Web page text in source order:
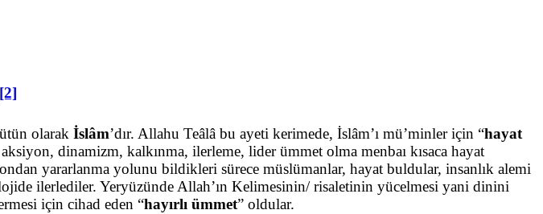
[2]
olarak İslâm’dır. Allahu Teâlâ bu ayeti kerimede, İslâm’ı mü’minler için “hayat
dinamizm, kalkınma, ilerleme, lider ümmet olma menbaı kısaca hayat
yararlanma yolunu bildikleri sürece müslümanlar, hayat buldular, insanlık alemi
ilerlediler. Yeryüzünde Allah’ın Kelimesinin/ risaletinin yücelmesi yani dinini
için cihad eden “hayırlı ümmet” oldular.